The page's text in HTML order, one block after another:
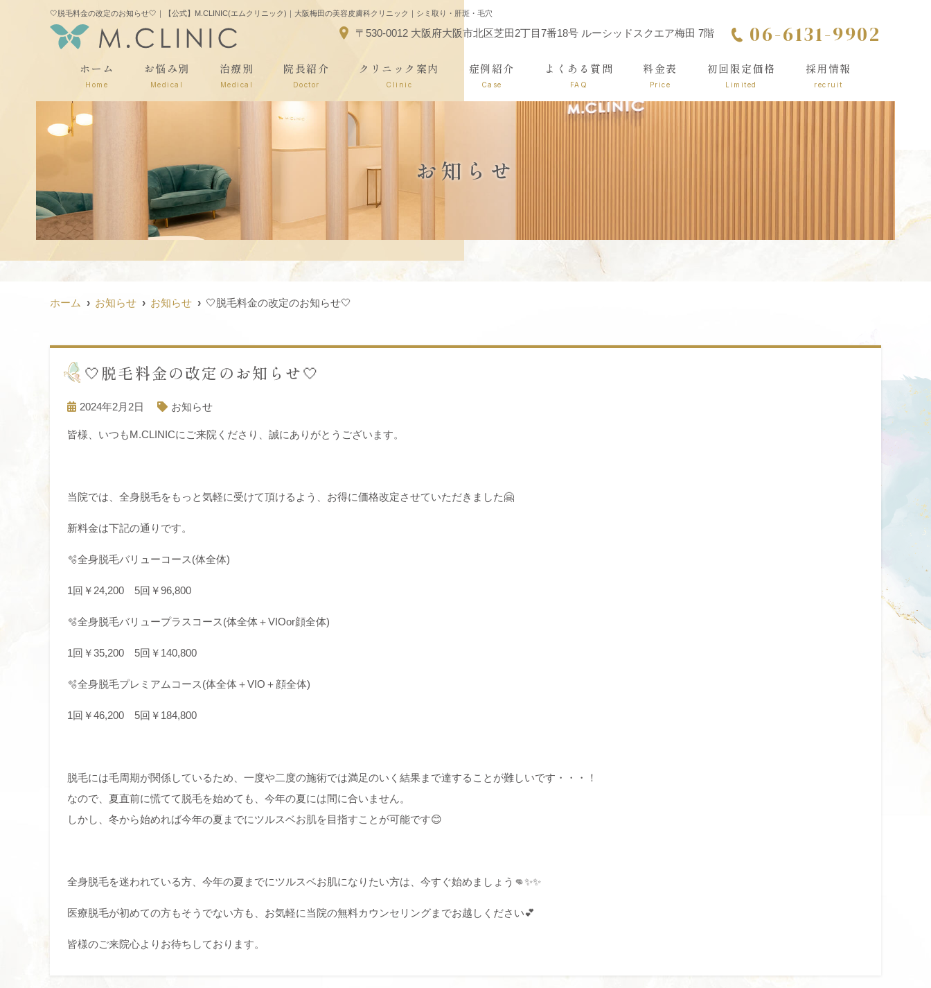
🤍脱毛料金の改定のお知らせ🤍｜【公式】M.CLINIC(エムクリニック)｜大阪梅田の美容皮膚科クリニック｜シミ取り・肝斑・毛穴
〒530-0012 大阪府大阪市北区芝田2丁目7番18号 ルーシッドスクエア梅田 7階 06-6131-9902
ホーム
Home
お悩み別
Medical
治療別
Medical
院長紹介
Doctor
クリニック案内
Clinic
症例紹介
Case
よくある質問
FAQ
料金表
Price
初回限定価格
Limited
採用情報
recruit
お知らせ
ホーム お知らせ お知らせ 🤍脱毛料金の改定のお知らせ🤍
🤍脱毛料金の改定のお知らせ🤍
2024年2月2日 お知らせ
皆様、いつもM.CLINICにご来院くださり、誠にありがとうございます。
当院では、全身脱毛をもっと気軽に受けて頂けるよう、お得に価格改定させていただきました🤗
新料金は下記の通りです。
🫧全身脱毛バリューコース(体全体)
1回￥24,200 5回￥96,800
🫧全身脱毛バリュープラスコース(体全体＋VIOor顔全体)
1回￥35,200 5回￥140,800
🫧全身脱毛プレミアムコース(体全体＋VIO＋顔全体)
1回￥46,200 5回￥184,800
脱毛には毛周期が関係しているため、一度や二度の施術では満足のいく結果まで達することが難しいです・・・！
なので、夏直前に慌てて脱毛を始めても、今年の夏には間に合いません。
しかし、冬から始めれば今年の夏までにツルスベお肌を目指すことが可能です😊
全身脱毛を迷われている方、今年の夏までにツルスベお肌になりたい方は、今すぐ始めましょう👊✨✨
医療脱毛が初めての方もそうでない方も、お気軽に当院の無料カウンセリングまでお越しください💕
皆様のご来院心よりお待ちしております。